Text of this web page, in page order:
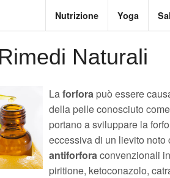
Nutrizione Yoga
Naturali
Laforforapuò essere
della pelle conosciuto
portano a sviluppare la
eccessiva di un lievito noto
antiforforaconvenzionali
piritione, ketoconazolo,